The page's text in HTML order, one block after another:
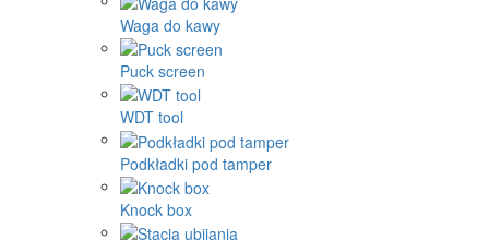
Waga do kawy
Puck screen
WDT tool
Podkładki pod tamper
Knock box